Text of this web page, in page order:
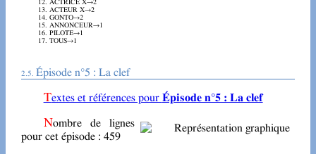
ACTRICE X→2
ACTEUR X→2
GONTO→2
ANNONCEUR→1
PILOTE→1
TOUS→1
Épisode n°5 : La clef
Textes et références pour Épisode n°5 : La clef
Nombre de lignes
pour cet épisode : 459